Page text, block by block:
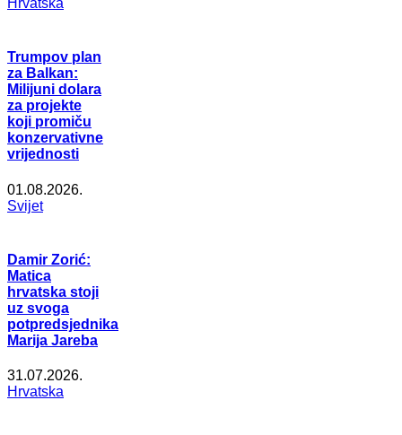
Hrvatska
Trumpov plan
za Balkan:
Milijuni dolara
za projekte
koji promiču
konzervativne
vrijednosti
01.08.2026.
Svijet
Damir Zorić:
Matica
hrvatska stoji
uz svoga
potpredsjednika
Marija Jareba
31.07.2026.
Hrvatska